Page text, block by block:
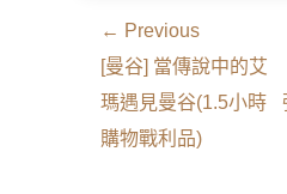
文
章
導
覽
← Previous
Previous
post:
[曼谷] 當傳說中的艾
瑪遇見曼谷(1.5小時
購物戰利品)